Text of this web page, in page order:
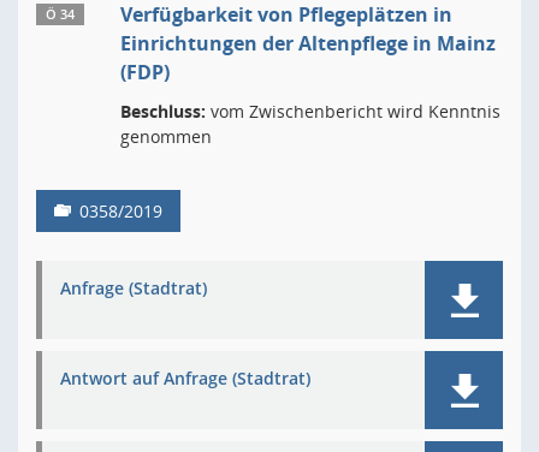
Ö 34
Verfügbarkeit von Pflegeplätzen in
Einrichtungen der Altenpflege in Mainz
(FDP)
Beschluss: vom Zwischenbericht wird Kenntnis
genommen
0358/2019
Anfrage (Stadtrat)
Antwort auf Anfrage (Stadtrat)